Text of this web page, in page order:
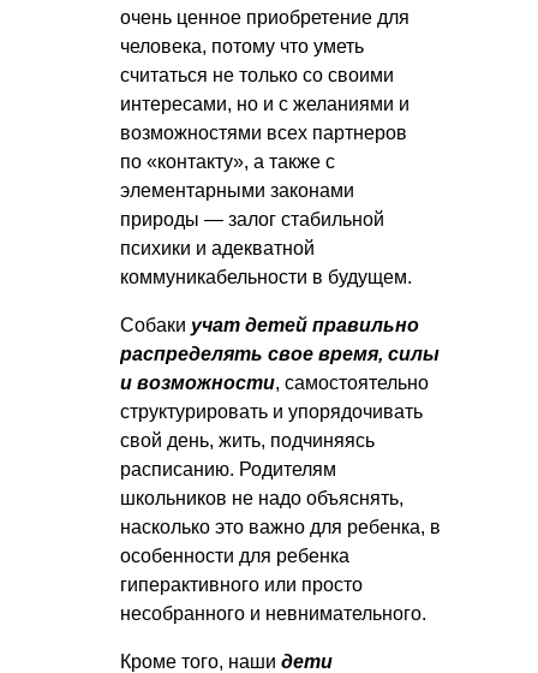
очень ценное приобретение для
человека, потому что уметь
считаться не только со своими
интересами, но и с желаниями и
возможностями всех партнеров
по «контакту», а также с
элементарными законами
природы — залог стабильной
психики и адекватной
коммуникабельности в будущем.
Собаки учат детей правильно
распределять свое время, силы
и возможности, самостоятельно
структурировать и упорядочивать
свой день, жить, подчиняясь
расписанию. Родителям
школьников не надо объяснять,
насколько это важно для ребенка, в
особенности для ребенка
гиперактивного или просто
несобранного и невнимательного.
Кроме того, наши дети